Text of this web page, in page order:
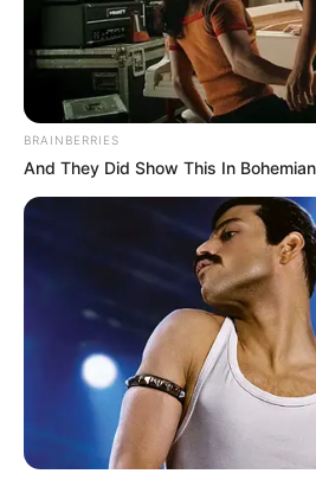
BRAINBERRIES
And They Did Show This In